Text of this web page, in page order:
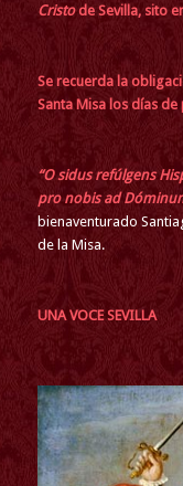
Cristode Sevilla, sito
Se recuerda la
Santa Misa los días
“O sidus refúlgens
pro nobis ad
bienaventurado
de la Misa.
UNA VOCE SEVILLA